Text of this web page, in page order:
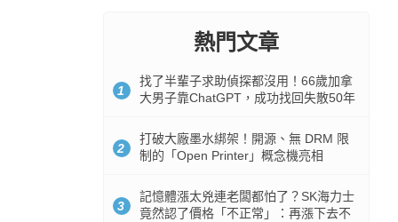
熱門文章
1
找了半輩子求助偵探都沒用！66歲加拿
大男子靠ChatGPT，成功找回失散50年
2
打破大廠墨水綁架！開源、無 DRM 限
制的「Open Printer」概念機亮相
3
記憶體漲太兇連老闆都怕了？SK海力士
竟然認了價格「不正常」：再漲下去不